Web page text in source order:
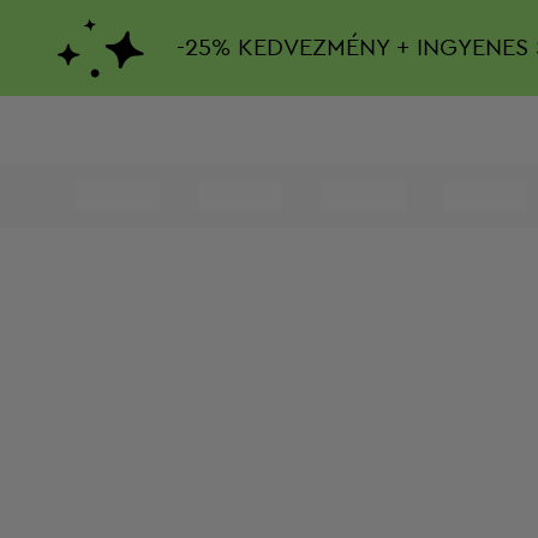
-25% KEDVEZMÉNY + INGYENES